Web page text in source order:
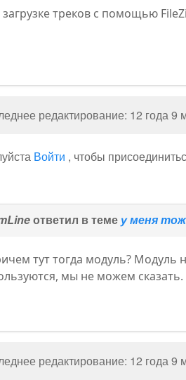
треков с помощью
редактирование: 12 года 9
Войти , чтобы
ответил в теме у меня
тут тогда модуль? Модуль
мы не можем сказать.
редактирование: 12 года 9